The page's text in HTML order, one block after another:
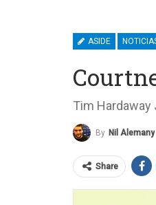
ASIDE
Tim
By Nil Alemany
Share